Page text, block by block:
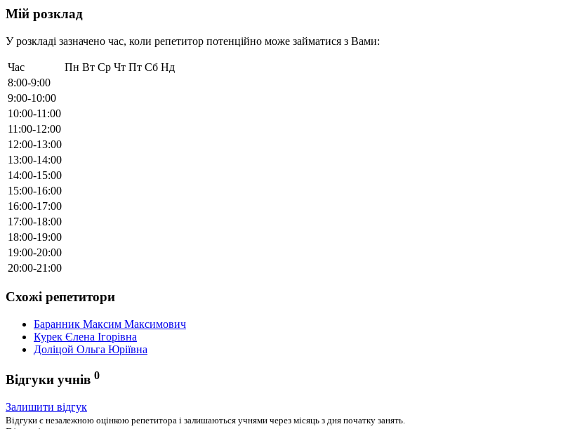
Мій розклад
У розкладі зазначено час, коли репетитор потенційно може займатися з Вами:
Час Пн Вт Ср Чт Пт Сб Нд
8:00-9:00
9:00-10:00
10:00-11:00
11:00-12:00
12:00-13:00
13:00-14:00
14:00-15:00
15:00-16:00
16:00-17:00
17:00-18:00
18:00-19:00
19:00-20:00
20:00-21:00
Схожі репетитори
Баранник Максим Максимович
Курек Єлена Ігорівна
Доліцой Ольга Юріївна
Відгуки учнів 0
Залишити відгук
Відгуки є незалежною оцінкою репетитора і залишаються учнями через місяць з дня початку занять.